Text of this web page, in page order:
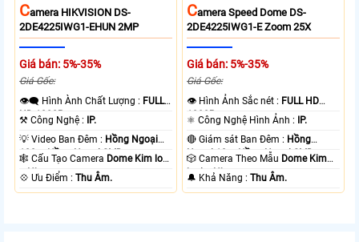
CAmera HIKVISION DS-
2DE4225IWG1-EHUN 2MP
Giá bán: 5%-35%
Giá Gốc:
👁️‍🗨 Hình Ành Chất Lượng : FULL
HD 1080P .
⚒ Công Nghệ :
IP.
💡 Video Ban Đêm : Hồng Ngoại
100m Hồng Ngoại SMD.
🕸️ Cấu Tạo Camera Dome Kim loại
+ Nhựa.
️💠 Ưu Điểm :Thu Âm.
CAmera Speed Dome DS-
2DE4225IWG1-E Zoom 25X
Giá bán: 5%-35%
Giá Gốc:
👁 Hình Ảnh Sắc nét : FULL HD
1080P .
⚛️ Công Nghệ Hình Ảnh :
IP.
🔴 Giám sát Ban Đêm : Hồng
Ngoại 10m Hồng Ngoại SMD.
🎲 Camera Theo Mẫu Dome Kim
loại + Nhựa.
️🔔 Khả Năng :Thu Âm.